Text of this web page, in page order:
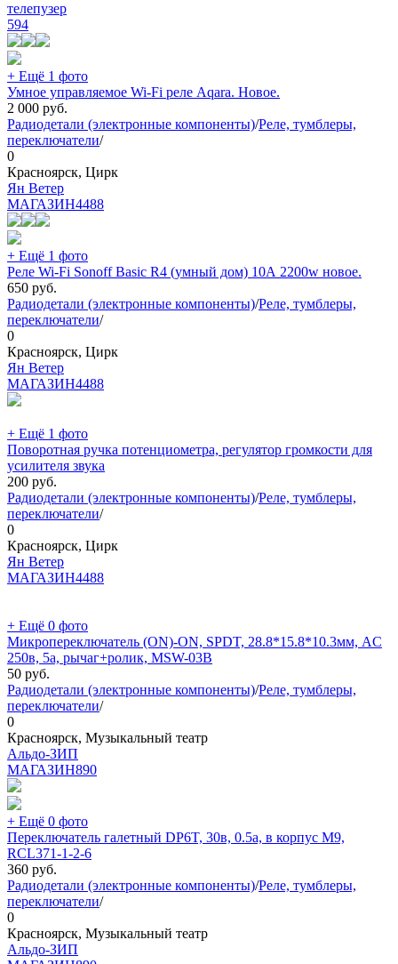
телепузер
594
+ Ещё 1 фото
Умное управляемое Wi-Fi реле Aqara. Новое.
2 000 руб.
Радиодетали (электронные компоненты)/Реле, тумблеры,
переключатели/
0
Красноярск, Цирк
Ян Ветер
МАГАЗИН4488
+ Ещё 1 фото
Реле Wi-Fi Sonoff Basic R4 (умный дом) 10А 2200w новое.
650 руб.
Радиодетали (электронные компоненты)/Реле, тумблеры,
переключатели/
0
Красноярск, Цирк
Ян Ветер
МАГАЗИН4488
+ Ещё 1 фото
Поворотная ручка потенциометра, регулятор громкости для
усилителя звука
200 руб.
Радиодетали (электронные компоненты)/Реле, тумблеры,
переключатели/
0
Красноярск, Цирк
Ян Ветер
МАГАЗИН4488
+ Ещё 0 фото
Микропереключатель (ON)-ON, SPDT, 28.8*15.8*10.3мм, AC
250в, 5а, рычаг+ролик, MSW-03B
50 руб.
Радиодетали (электронные компоненты)/Реле, тумблеры,
переключатели/
0
Красноярск, Музыкальный театр
Альдо-ЗИП
МАГАЗИН890
+ Ещё 0 фото
Переключатель галетный DP6T, 30в, 0.5а, в корпус M9,
RCL371-1-2-6
360 руб.
Радиодетали (электронные компоненты)/Реле, тумблеры,
переключатели/
0
Красноярск, Музыкальный театр
Альдо-ЗИП